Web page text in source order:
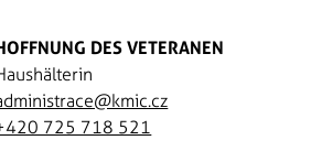
DES VETERANEN
725 718 521